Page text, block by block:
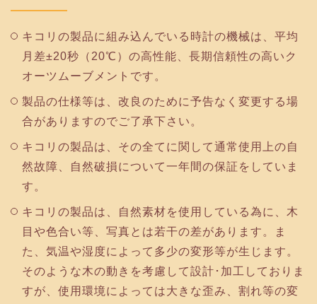
キコリの製品に組み込んでいる時計の機械は、平均
月差±20秒（20℃）の高性能、長期信頼性の高いク
オーツムーブメントです。
製品の仕様等は、改良のために予告なく変更する場
合がありますのでご了承下さい。
キコリの製品は、その全てに関して通常使用上の自
然故障、自然破損について一年間の保証をしていま
す。
キコリの製品は、自然素材を使用している為に、木
目や色合い等、写真とは若干の差があります。ま
た、気温や湿度によって多少の変形等が生じます。
そのような木の動きを考慮して設計･加工しておりま
すが、使用環境によっては大きな歪み、割れ等の変